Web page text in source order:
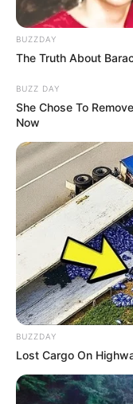
BUZZDAY
The Truth About
BUZZ DAY
She Chose To
Now
BUZZDAY
Lost Cargo On